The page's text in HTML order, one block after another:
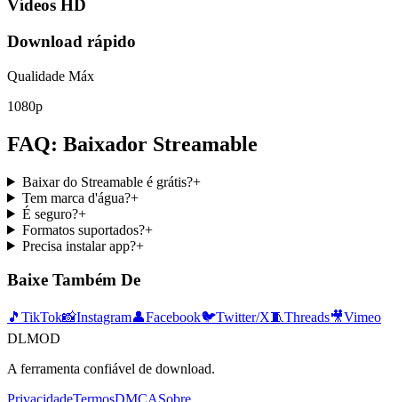
Vídeos HD
Download rápido
Qualidade Máx
1080p
FAQ: Baixador Streamable
Baixar do Streamable é grátis?+
Tem marca d'água?+
É seguro?+
Formatos suportados?+
Precisa instalar app?+
Baixe Também De
🎵 TikTok📸Instagram👤Facebook🐦Twitter/X🧵Threads🎥Vimeo
DLMOD
A ferramenta confiável de download.